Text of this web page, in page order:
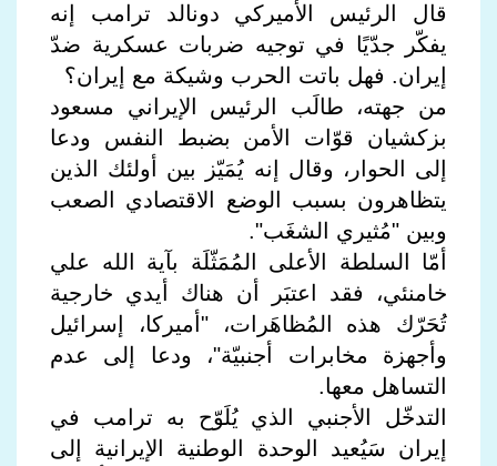
قال الرئيس الأميركي دونالد ترامب إنه
يفكّر جدّيًا في توجيه ضربات عسكرية ضدّ
إيران. فهل باتت الحرب وشيكة مع إيران؟
من جهته، طالَب الرئيس الإيراني مسعود
بزكشيان قوّات الأمن بضبط النفس ودعا
إلى الحوار، وقال إنه يُمَيّز بين أولئك الذين
يتظاهرون بسبب الوضع الاقتصادي الصعب
وبين "مُثيري الشغَب".
أمّا السلطة الأعلى المُمَثّلَة بآية الله علي
خامنئي، فقد اعتبَر أن هناك أيدي خارجية
تُحَرّك هذه المُظاهَرات، "أميركا، إسرائيل
وأجهزة مخابرات أجنبيّة"، ودعا إلى عدم
التساهل معها.
التدخّل الأجنبي الذي يُلَوّح به ترامب في
إيران سَيُعيد الوحدة الوطنية الإيرانية إلى